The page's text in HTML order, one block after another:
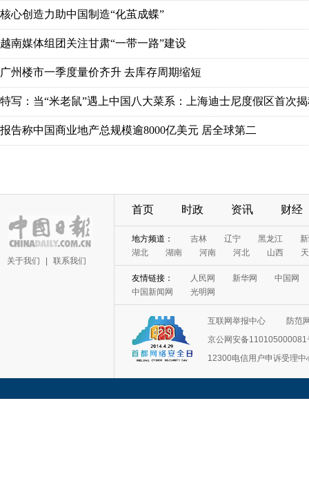
核心创造力助中国制造“化茧成蝶”
越南媒体组团关注甘肃“一带一路”建设
广州楼市一季度量价齐升 去库存周期缩短
特写：当“米老鼠”遇上中国八大菜系：上海迪士尼度假区首次
报告称中国商业地产总规模逾8000亿美元 居全球第二
关于我们 联系我们
首页 时政 资讯 财经
地方频道： 吉林 辽宁 黑龙江
湖北
湖南 河南 河北 山西
友情链接： 人民网 新华网
中国网
中国新闻网
光明网
互联网举报中心
防范
京公网安备110105000081
12300电信用户申诉受理中